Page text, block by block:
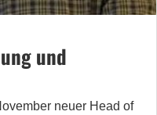
und
neuer Head of